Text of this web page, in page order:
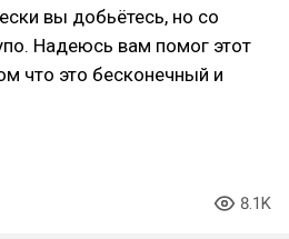
вы добьётесь, но со
Надеюсь вам помог этот
что это бесконечный и
8.1K